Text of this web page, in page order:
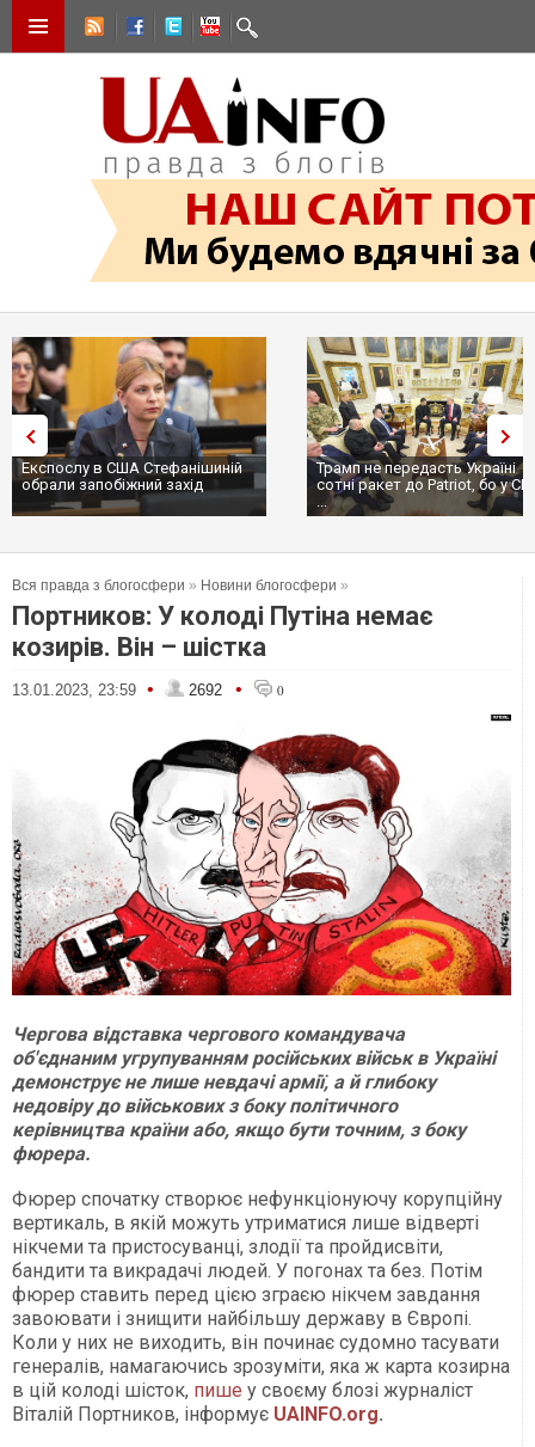
Експослу в США Стефанішиній
обрали запобіжний захід
Трамп не передасть Україні
сотні ракет до Patriot, бо у
...
Вся правда з блогосфери » Новини блогосфери »
Портников: У колоді Путіна немає
козирів. Він – шістка
13.01.2023, 23:59 • 2692 • 0
Чергова відставка чергового командувача
об'єднаним угрупуванням російських військ в Україні
демонструє не лише невдачі армії, а й глибоку
недовіру до військових з боку політичного
керівництва країни або, якщо бути точним, з боку
фюрера.
Фюрер спочатку створює нефункціонуючу корупційну
вертикаль, в якій можуть утриматися лише відверті
нікчеми та пристосуванці, злодії та пройдисвіти,
бандити та викрадачі людей. У погонах та без. Потім
фюрер ставить перед цією зграєю нікчем завдання
завоювати і знищити найбільшу державу в Європі.
Коли у них не виходить, він починає судомно тасувати
генералів, намагаючись зрозуміти, яка ж карта козирна
в цій колоді шісток, пише у своєму блозі журналіст
Віталій Портников, інформує UAINFO.org.